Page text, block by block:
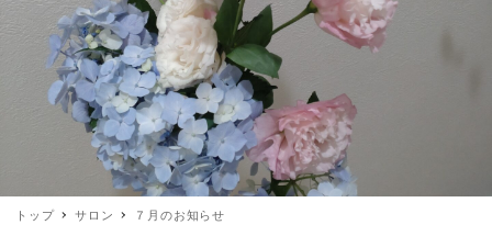
トップ サロン ７月のお知らせ